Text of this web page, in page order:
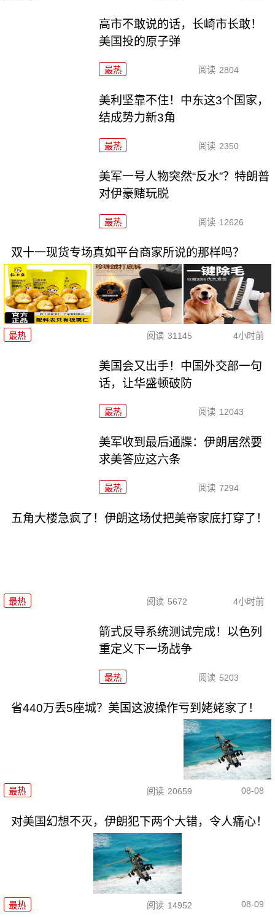
高市不敢说的话，长崎市长敢！
美国投的原子弹
最热 阅读 2804
美利坚靠不住！中东这3个国家，
结成势力新3角
最热 阅读 2350
美军一号人物突然“反水”？特朗普
对伊豪赌玩脱
最热 阅读 12626
双十一现货专场真如平台商家所说的那样吗？
最热 阅读 31145 4小时前
美国会又出手！中国外交部一句
话，让华盛顿破防
最热 阅读 12043
美军收到最后通牒：伊朗居然要
求美答应这六条
最热 阅读 7294
五角大楼急疯了！伊朗这场仗把美帝家底打穿了！
最热 阅读 5672 4小时前
箭式反导系统测试完成！以色列
重定义下一场战争
最热 阅读 5203
省440万丢5座城？美国这波操作亏到姥姥家了！
最热 阅读 20659 08-08
对美国幻想不灭，伊朗犯下两个大错，令人痛心！
最热 阅读 14952 08-09